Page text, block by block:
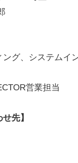
グ、システムイ
営業担当
先】